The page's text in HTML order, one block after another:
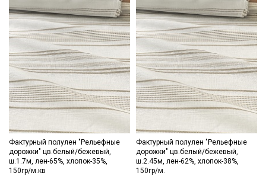
Фактурный полулен "Рельефные
дорожки" цв.белый/бежевый,
ш.1.7м, лен-65%, хлопок-35%,
150гр/м.кв
Фактурный полулен "Рельефные
дорожки" цв.белый/бежевый,
ш.2.45м, лен-62%, хлопок-38%,
150гр/м.